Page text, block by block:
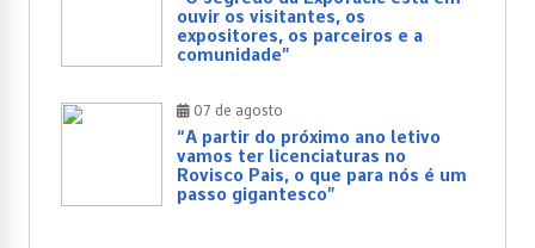
ouvir os visitantes, os
expositores, os parceiros e a
comunidade”
07 de agosto
“A partir do próximo ano letivo
vamos ter licenciaturas no
Rovisco Pais, o que para nós é um
passo gigantesco”